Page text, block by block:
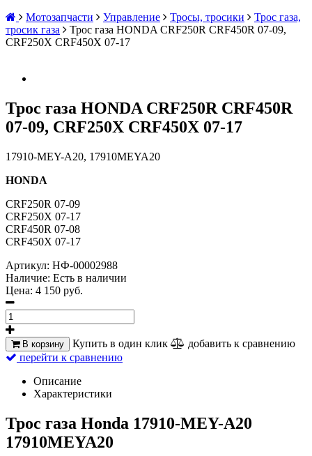
Мотозапчасти
Управление Тросы, тросики
Трос газа,
тросик газа
Трос газа HONDA CRF250R CRF450R 07-09,
CRF250X CRF450X 07-17
Трос газа HONDA CRF250R CRF450R
07-09, CRF250X CRF450X 07-17
17910-MEY-A20, 17910MEYA20
HONDA
CRF250R 07-09
CRF250X 07-17
CRF450R 07-08
CRF450X 07-17
Артикул: НФ-00002988
Наличие: Есть в наличии
Цена: 4 150 руб.
В корзину Купить в один клик
добавить к сравнению
перейти к сравнению
Описание
Характеристики
Трос газа Honda 17910-MEY-A20
17910MEYA20